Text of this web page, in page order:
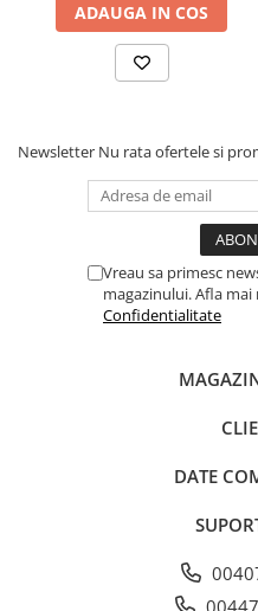
ADAUGA IN COS
Newsletter Nu rata ofertele si
Vreau sa primesc
magazinului. Afla mai
Confidentialitate
DATE